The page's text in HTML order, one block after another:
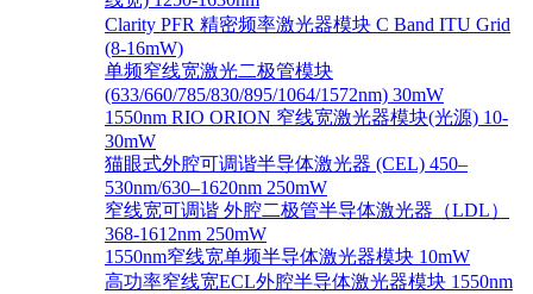
Clarity PFR 精密频率激光器模块 C Band ITU Grid
(8-16mW)
单频窄线宽激光二极管模块
(633/660/785/830/895/1064/1572nm) 30mW
1550nm RIO ORION 窄线宽激光器模块(光源) 10-
30mW
猫眼式外腔可调谐半导体激光器 (CEL) 450–
530nm/630–1620nm 250mW
窄线宽可调谐 外腔二极管半导体激光器（LDL）
368-1612nm 250mW
1550nm窄线宽单频半导体激光器模块 10mW
高功率窄线宽ECL外腔半导体激光器模块 1550nm